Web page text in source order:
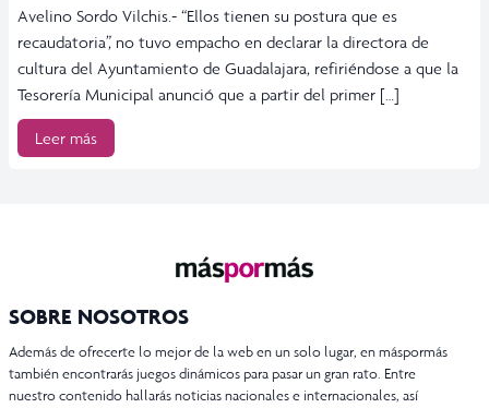
Avelino Sordo Vilchis.- “Ellos tienen su postura que es
recaudatoria”, no tuvo empacho en declarar la directora de
cultura del Ayuntamiento de Guadalajara, refiriéndose a que la
Tesorería Municipal anunció que a partir del primer […]
Leer más
SOBRE NOSOTROS
Además de ofrecerte lo mejor de la web en un solo lugar, en máspormás
también encontrarás juegos dinámicos para pasar un gran rato. Entre
nuestro contenido hallarás noticias nacionales e internacionales, así